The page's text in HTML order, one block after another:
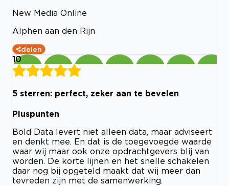
New Media Online
Alphen aan den Rijn
delen
10
5 sterren: perfect, zeker aan te bevelen
Pluspunten
Bold Data levert niet alleen data, maar adviseert
en denkt mee. En dat is de toegevoegde waarde
waar wij maar ook onze opdrachtgevers blij van
worden. De korte lijnen en het snelle schakelen
daar nog bij opgeteld maakt dat wij meer dan
tevreden zijn met de samenwerking.